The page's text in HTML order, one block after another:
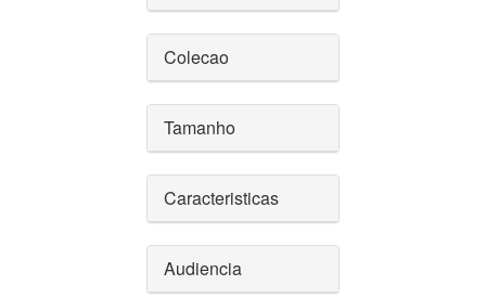
Colecao
Tamanho
Caracteristicas
Audiencia